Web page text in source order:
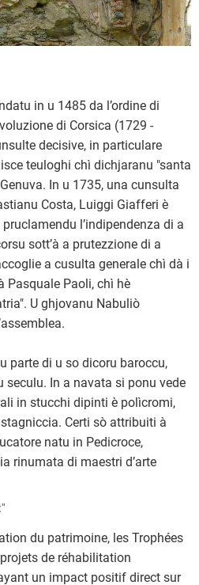
in u 1485 da l’ordine di
di Corsica (1729 -
decisive, in particulare
teuloghi chì dichjaranu "santa
In u 1735, una cunsulta
Costa, Luiggi Giafferi è
l’indipendenza di a
sott’à a prutezzione di a
a cusulta generale chì dà i
Pasquale Paoli, chì hè
U ghjovanu Nabuliò
parte di u so dicoru baroccu,
seculu. In a navata si ponu vede
in stucchi dipinti è polìcromi,
Certi sò attribuiti à
natu in Pedicroce,
rinumata di maestri d’arte
du patrimoine, les Trophées
de réhabilitation
un impact positif direct sur